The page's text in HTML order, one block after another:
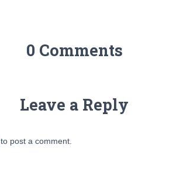
0 Comments
Leave a Reply
to post a comment.